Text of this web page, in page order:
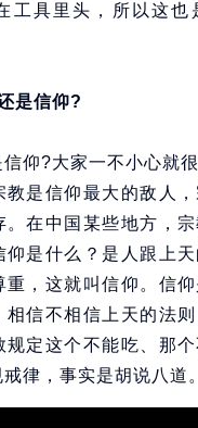
工具里头，所以这也
是信仰?
仰?大家一不小心就
教是信仰最大的敌人
。在中国某些地方，
仰是什么？是人跟上
重，这就叫信仰。信
相信不相信上天的法
规定这个不能吃、那
律，事实是胡说八道。